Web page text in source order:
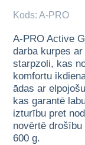
Kods: A-PRO
A-PRO Active
darba kurpes
starpzoli, kas
komfortu
ādas ar
kas garantē
izturību pret
novērtē
600 g.